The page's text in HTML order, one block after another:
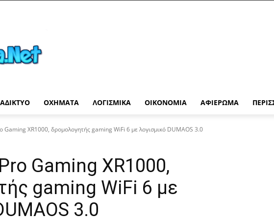
ΟΧΉΜΑΤΑ ΛΟΓΙΣΜΙΚΆ ΟΙΚΟΝΟΜΊΑ ΑΦΙΈΡΩΜΑ
Gaming XR1000, δρομολογητής gaming WiFi 6 με λογισμικό DUMAOS 3.0
Gaming XR1000,
gaming WiFi 6 με
3.0